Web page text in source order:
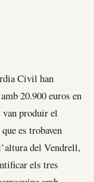
Civil han
20.900 euros en
van produir el
es trobaven
del Vendrell,
els tres